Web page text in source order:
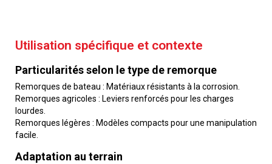
Utilisation spécifique et contexte
Particularités selon le type de remorque
Remorques de bateau : Matériaux résistants à la corrosion.
Remorques agricoles : Leviers renforcés pour les charges
lourdes.
Remorques légères : Modèles compacts pour une manipulation
facile.
Adaptation au terrain